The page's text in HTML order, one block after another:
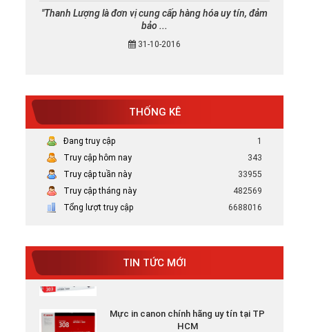
"Thanh Lượng là đơn vị cung cấp hàng hóa uy tín, đảm
bảo ...
31-10-2016
THỐNG KÊ
Đang truy cập
1
Truy cập hôm nay
343
Truy cập tuần này
33955
Truy cập tháng này
482569
Tổng lượt truy cập
6688016
TIN TỨC MỚI
Mực in canon chính hãng uy tín tại TP
HCM
Bán Mực in Canon chính hãng uy tín tại
Tại sao nên chọn mực in HP chính hãng
Tại Sao Nên Chọn Mực In HP Chính Hãng -
Mực in chính hãng giá rẻ
HCM